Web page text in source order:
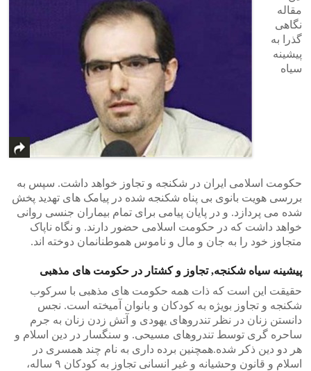
مقاله
نگاهی
گذرا به
پیشینه
سیاه
حکومت اسلامی ایران در شکنجه و تجاوز خواهد داشت. سپس به
بررسی هویت بانوی بی پناه شکنجه شده در پیامک های تهدید پخش
شده می پردازد. و در پایان پیامی برای تمام بیماران جنسی روانی
خواهد داشت که در حکومت اسلامی حضور دارند. و نگاه ناپاک
متجاوز خود را به جان و مال و ناموس هموطنانمان دوخته اند.
پیشینه سیاه شکنجه, تجاوز و کشتار در حکومت های مذهبی
حقیقت این است که ذات همه حکومت های مذهبی با سرکوب
شکنجه و تجاوز بویژه به کودکان و بانوان آمیخته است. نجس
دانستن زنان در نظر تندروهای یهودی و آتش زدن زنان به جرم
ساحره گری توسط تندروهای مسیحی. و سنگسار در دین اسلام و
هر دو دین ذکر شده.همچنین برده داری به نام چند همسری در
اسلام و قانون وحشیانه و غیر انسانی تجاوز به کودکان ٩ ساله،